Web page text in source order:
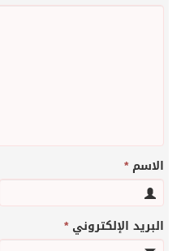
الاسم*
البريد الإلكتروني*